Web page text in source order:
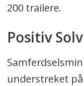
200 trailere.
Positiv
understreket